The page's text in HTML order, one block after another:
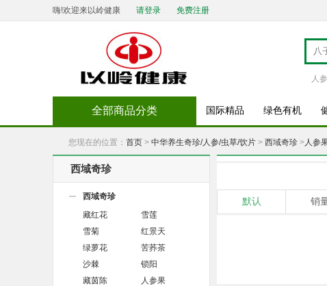
嗨!欢迎来以岭健康 请登录 免费注册
人参
全部商品分类 国际精品 绿色有机
您现在的位置： 首页 > 中华养生奇珍/人参/虫草/饮片 > 西域奇珍 >人参
西域奇珍
西域奇珍
藏红花
雪莲
雪菊
红景天
绿萝花
苦荞茶
沙棘
锁阳
藏茵陈
人参果
默认 销